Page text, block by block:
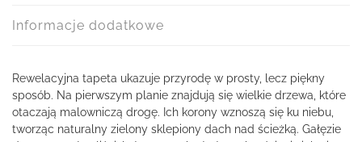
Informacje dodatkowe
Rewelacyjna tapeta ukazuje przyrodę w prosty, lecz piękny
sposób. Na pierwszym planie znajdują się wielkie drzewa, które
otaczają malowniczą drogę. Ich korony wznoszą się ku niebu,
tworząc naturalny zielony sklepiony dach nad ścieżką. Gałęzie